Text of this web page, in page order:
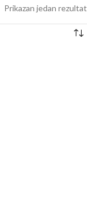
Prikazan jedan rezultat